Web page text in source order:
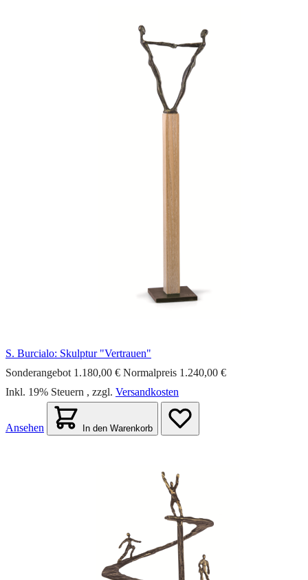
S. Burcialo: Skulptur "Vertrauen"
Sonderangebot 1.180,00 € Normalpreis 1.240,00 €
Inkl. 19% Steuern , zzgl. Versandkosten
Ansehen In den Warenkorb